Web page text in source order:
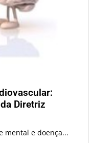
Diretriz
e doença...